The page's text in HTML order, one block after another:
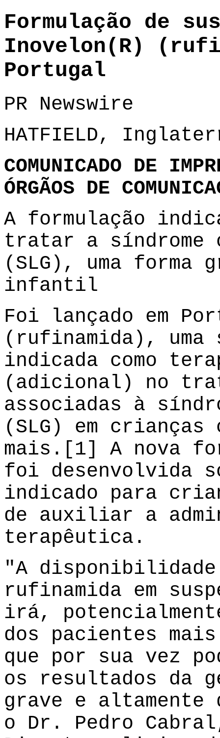
Formulação de
Inovelon(R)
Portugal
PR Newswire
HATFIELD,
COMUNICADO DE
ÓRGÃOS DE
A formulação
tratar a síndrome
(SLG), uma forma
infantil
Foi lançado em
(rufinamida), uma
indicada como
(adicional) no
associadas à
(SLG) em crianças
mais.[1] A nova
foi desenvolvida
indicado para
de auxiliar a
terapêutica.
"A disponibilidade
rufinamida em
irá,
dos pacientes
que por sua vez
os resultados da
grave e
o Dr. Pedro